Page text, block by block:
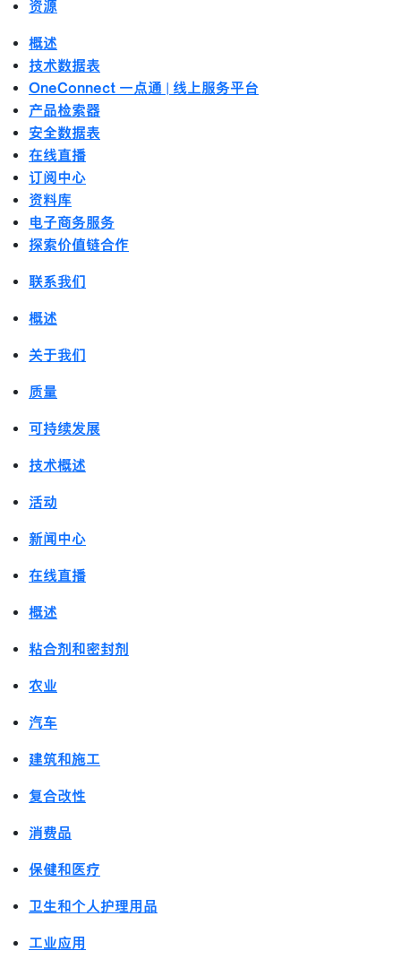
资源
概述
技术数据表
OneConnect 一点通 | 线上服务平台
产品检索器
安全数据表
在线直播
订阅中心
资料库
电子商务服务
探索价值链合作
联系我们
概述
关于我们
质量
可持续发展
技术概述
活动
新闻中心
在线直播
概述
粘合剂和密封剂
农业
汽车
建筑和施工
复合改性
消费品
保健和医疗
卫生和个人护理用品
工业应用